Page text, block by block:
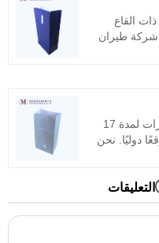
القاع
لمدة 17 عامًا ونخدم أكثر من 70 شركة طيران
في
نحن خبراء في إنتاج أكياس القيء للسيارات لمدة 17
بالتصدير إلى أكثر من 20 موقعًا دوليًا. نحن
أن نفوز
التعليقات